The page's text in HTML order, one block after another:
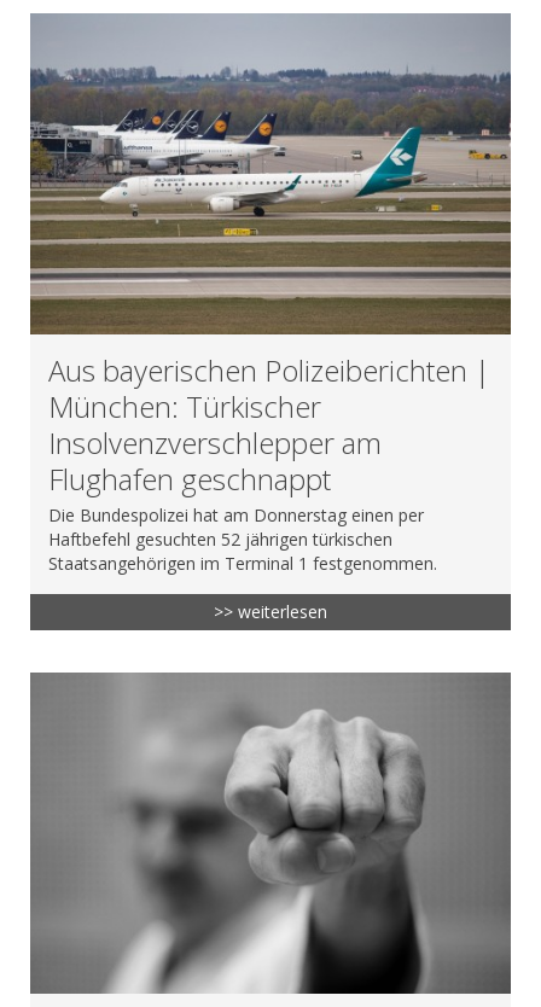
Aus bayerischen Polizeiberichten |
München: Türkischer
Insolvenzverschlepper am
Flughafen geschnappt
Die Bundespolizei hat am Donnerstag einen per
Haftbefehl gesuchten 52 jährigen türkischen
Staatsangehörigen im Terminal 1 festgenommen.
>> weiterlesen